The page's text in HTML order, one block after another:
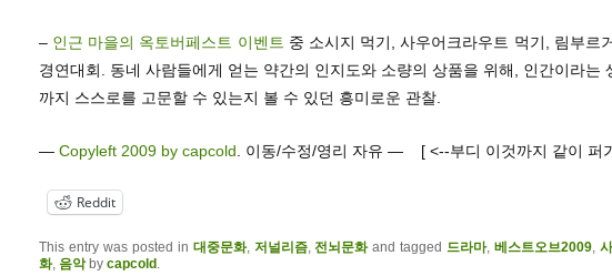
– 인근 마을의 옥토버페스트 이벤트 중 소시지 먹기, 사우어크라우트 먹기, 림부르
경연대회. 동네 사람들에게 얻는 약간의 인지도와 소량의 상품을 위해, 인간이라는
까지 스스로를 고문할 수 있는지 볼 수 있던 흥미로운 관찰.
— Copyleft 2009 by capcold . 이동/수정/영리 자유 — [ <--부디 이것까지 같이 퍼
Reddit
This entry was posted in 대중문화, 저널리즘, 전뇌문화and tagged 드라마,베스트오브2009 ,
화, 음악by capcold.